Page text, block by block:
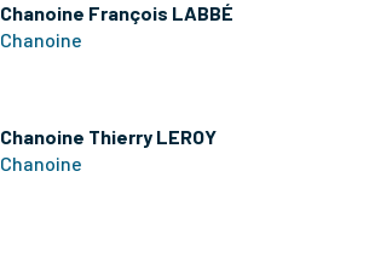
Chanoine François LABBÉ
Chanoine
Chanoine Thierry LEROY
Chanoine